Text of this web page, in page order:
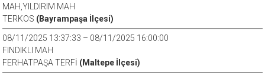
MAH,YILDIRIM MAH
TERKOS (Bayrampaşa İlçesi)
08/11/2025 13:37:33 – 08/11/2025 16:00:00
FINDIKLI MAH
FERHATPAŞA TERFİ (Maltepe İlçesi)